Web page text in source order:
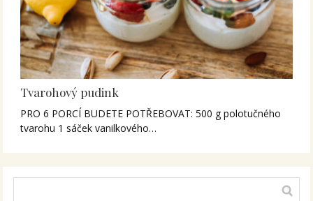
Tvarohový pudink
PRO 6 PORCÍ BUDETE POTŘEBOVAT: 500 g polotučného
tvarohu 1 sáček vanilkového…